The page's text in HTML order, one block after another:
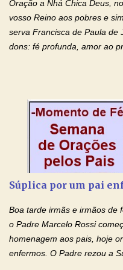
ter nos dado o Senhor,
agradeço de coração ao
Oração a Nhá Chica Deus,
vosso Reino aos pobres e
serva Francisca de Paula de
dons: fé profunda, amor ao
Senhor Jesus Cristo, vosso
Amém. Novena a Nhá Chica
celestiais através da
(Rezar durante nove dias
recorro a vós como
entregueis nas mãos do
o pedido). Acolhei, Nhá
minhas necessidades e
Súplica por um pai
Boa tarde irmãs e irmãos de
o Padre Marcelo Rossi
homenagem aos pais, hoje
enfermos. O Padre rezou a